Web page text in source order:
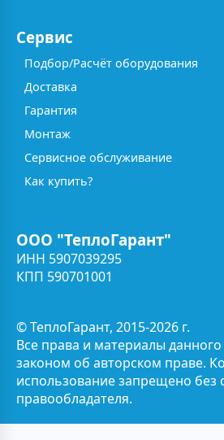
Сервис
Подбор/Расчёт оборудования
Доставка
Гарантия
Монтаж
Сервисное обслуживание
Как купить?
ООО "ТеплоГарант"
ИНН 5907039295
КПП 590701001
© ТеплоГарант, 2015-2026 г.
Все права и материалы
законом об авторском праве.
использование запрещено без
правообладателя.